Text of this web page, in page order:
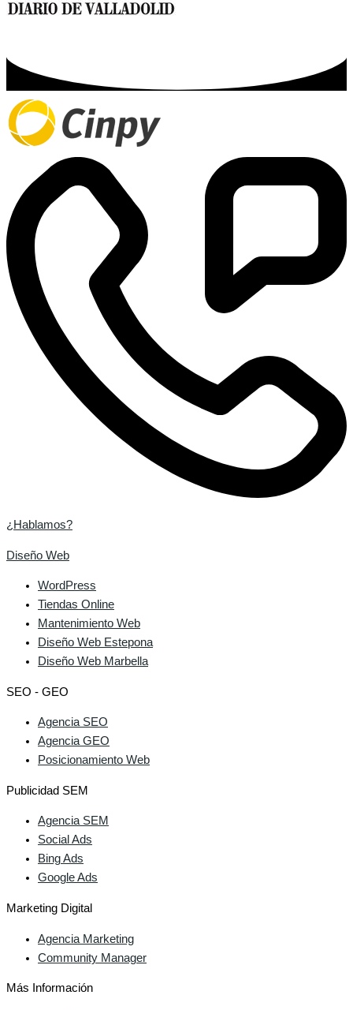
¿Hablamos?
Diseño Web
WordPress
Tiendas Online
Mantenimiento Web
Diseño Web Estepona
Diseño Web Marbella
SEO - GEO
Agencia SEO
Agencia GEO
Posicionamiento Web
Publicidad SEM
Agencia SEM
Social Ads
Bing Ads
Google Ads
Marketing Digital
Agencia Marketing
Community Manager
Más Información